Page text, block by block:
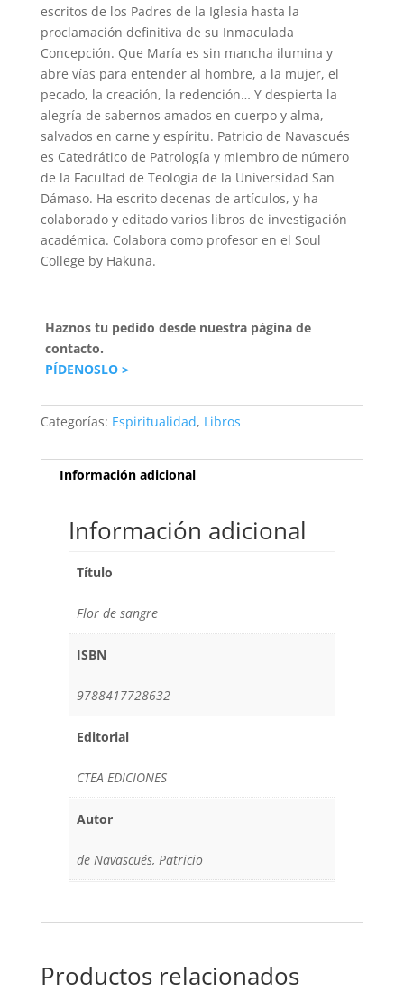
escritos de los Padres de la Iglesia hasta la
proclamación definitiva de su Inmaculada
Concepción. Que María es sin mancha ilumina y
abre vías para entender al hombre, a la mujer, el
pecado, la creación, la redención… Y despierta la
alegría de sabernos amados en cuerpo y alma,
salvados en carne y espíritu. Patricio de Navascués
es Catedrático de Patrología y miembro de número
de la Facultad de Teología de la Universidad San
Dámaso. Ha escrito decenas de artículos, y ha
colaborado y editado varios libros de investigación
académica. Colabora como profesor en el Soul
College by Hakuna.
Haznos tu pedido desde nuestra página de
contacto.
PÍDENOSLO >
Categorías: Espiritualidad, Libros
Información adicional
Información adicional
Título
Flor de sangre
ISBN
9788417728632
Editorial
CTEA EDICIONES
Autor
de Navascués, Patricio
Productos relacionados